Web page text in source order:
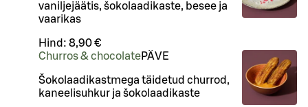
vaniljejäätis, šokolaadikaste, besee ja
vaarikas
Hind: 8,90 €
Churros & chocolatePÄVE
Šokolaadikastmega täidetud churrod,
kaneelisuhkur ja šokolaadikaste